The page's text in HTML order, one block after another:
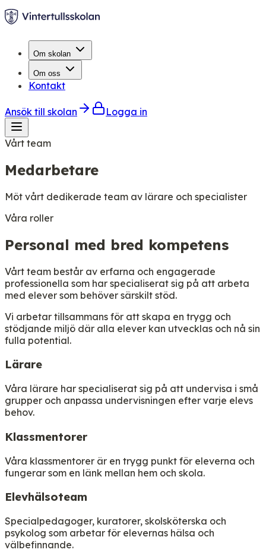
Om skolan
Om oss
Kontakt
Ansök till skolan Logga in
Vårt team
Medarbetare
Möt vårt dedikerade team av lärare och specialister
Våra roller
Personal med bred kompetens
Vårt team består av erfarna och engagerade
professionella som har specialiserat sig på att arbeta
med elever som behöver särskilt stöd.
Vi arbetar tillsammans för att skapa en trygg och
stödjande miljö där alla elever kan utvecklas och nå sin
fulla potential.
Lärare
Våra lärare har specialiserat sig på att undervisa i små
grupper och anpassa undervisningen efter varje elevs
behov.
Klassmentorer
Våra klassmentorer är en trygg punkt för eleverna och
fungerar som en länk mellan hem och skola.
Elevhälsoteam
Specialpedagoger, kuratorer, skolsköterska och
psykolog som arbetar för elevernas hälsa och
välbefinnande.